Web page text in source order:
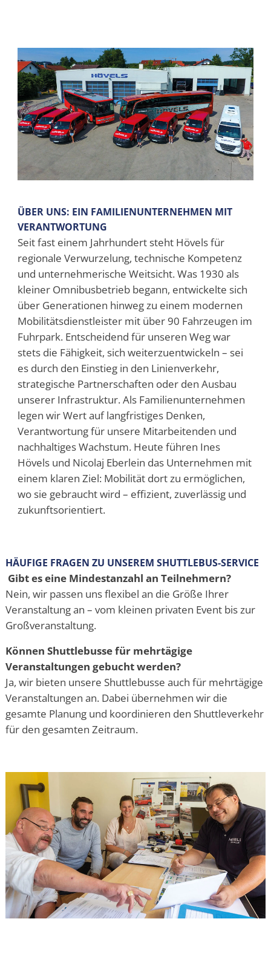
ÜBER UNS: EIN FAMILIENUNTERNEHMEN MIT
VERANTWORTUNG
Seit fast einem Jahrhundert steht Hövels für
regionale Verwurzelung, technische Kompetenz
und unternehmerische Weitsicht. Was 1930 als
kleiner Omnibusbetrieb begann, entwickelte sich
über Generationen hinweg zu einem modernen
Mobilitätsdienstleister mit über 90 Fahrzeugen im
Fuhrpark. Entscheidend für unseren Weg war
stets die Fähigkeit, sich weiterzuentwickeln – sei
es durch den Einstieg in den Linienverkehr,
strategische Partnerschaften oder den Ausbau
unserer Infrastruktur. Als Familienunternehmen
legen wir Wert auf langfristiges Denken,
Verantwortung für unsere Mitarbeitenden und
nachhaltiges Wachstum. Heute führen Ines
Hövels und Nicolaj Eberlein das Unternehmen mit
einem klaren Ziel: Mobilität dort zu ermöglichen,
wo sie gebraucht wird – effizient, zuverlässig und
zukunftsorientiert.
HÄUFIGE FRAGEN ZU UNSEREM SHUTTLEBUS-SERVICE
Gibt es eine Mindestanzahl an Teilnehmern?
Nein, wir passen uns flexibel an die Größe Ihrer
Veranstaltung an – vom kleinen privaten Event bis zur
Großveranstaltung.
Können Shuttlebusse für mehrtägige
Veranstaltungen gebucht werden?
Ja, wir bieten unsere Shuttlebusse auch für mehrtägige
Veranstaltungen an. Dabei übernehmen wir die
gesamte Planung und koordinieren den Shuttleverkehr
für den gesamten Zeitraum.